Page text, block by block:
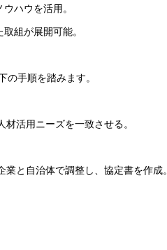
ハウを活用。
組が展開可能。
手順を踏みます。
活用ニーズを一致させる。
と自治体で調整し、協定書を作成。